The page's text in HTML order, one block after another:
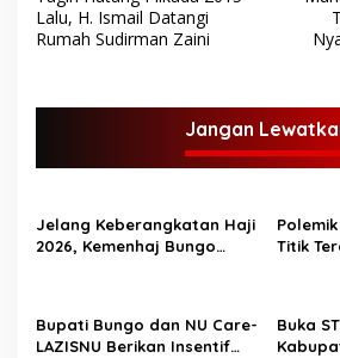
a
v
g
s
i
p
s
Lalu, H. Ismail Datangi
Rumah Sudirman Zaini
Jangan
Jelang Keberangkatan Haji
2026, Kemenhaj Bungo
Titik
Bupati Bungo dan NU Care-
LAZISNU Berikan Insentif
Buka